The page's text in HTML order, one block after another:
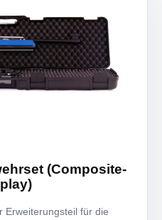
(Composite-
Erweiterungsteil für die